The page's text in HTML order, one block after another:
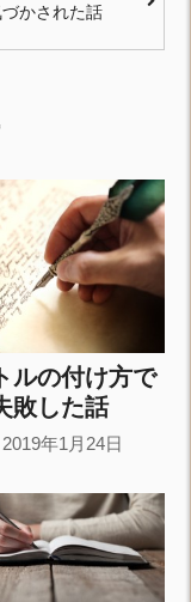
づかされた話
ルの付け方で
敗した話
2019年1月24日